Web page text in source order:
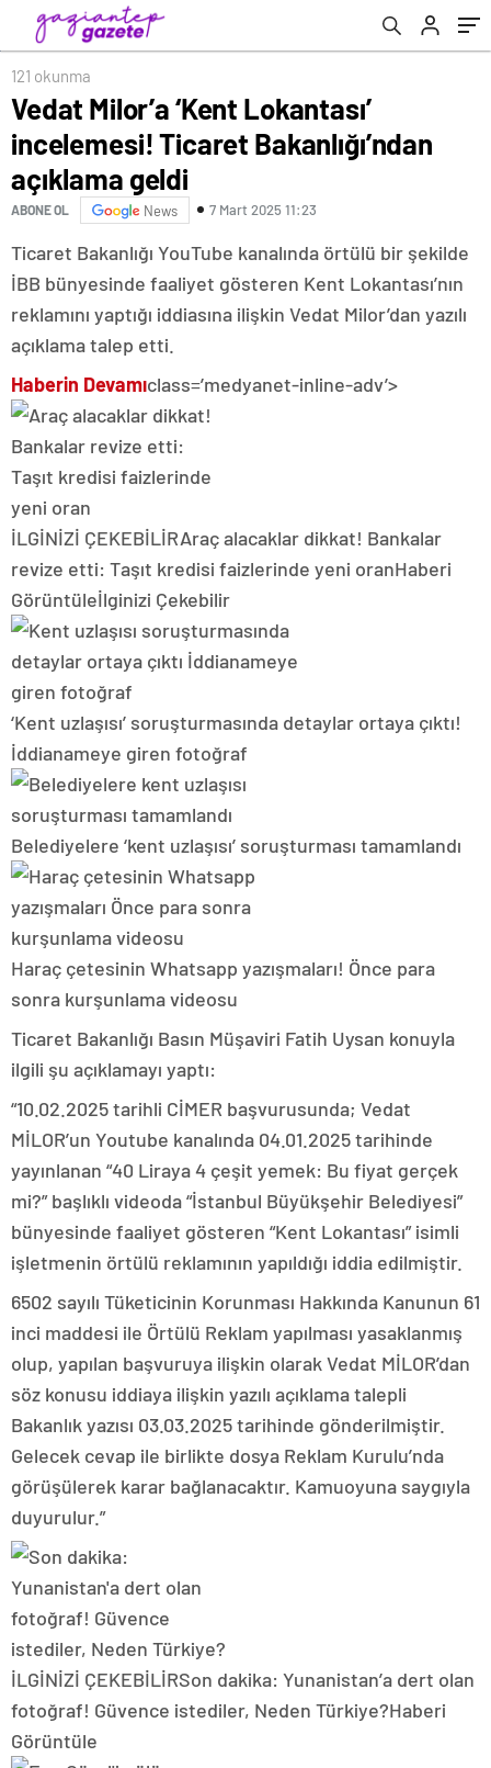
121 okunma
Vedat Milor’a ‘Kent Lokantası’
incelemesi! Ticaret Bakanlığı’ndan
açıklama geldi
ABONE OL News 7 Mart 2025 11:23
Ticaret Bakanlığı YouTube kanalında örtülü bir şekilde
İBB bünyesinde faaliyet gösteren Kent Lokantası’nın
reklamını yaptığı iddiasına ilişkin Vedat Milor’dan yazılı
açıklama talep etti.
Haberin Devamıclass=’medyanet-inline-adv’>
İLGİNİZİ ÇEKEBİLİRAraç alacaklar dikkat! Bankalar
revize etti: Taşıt kredisi faizlerinde yeni oranHaberi
Görüntüleİlginizi Çekebilir
‘Kent uzlaşısı’ soruşturmasında detaylar ortaya çıktı!
İddianameye giren fotoğraf
Belediyelere ‘kent uzlaşısı’ soruşturması tamamlandı
Haraç çetesinin Whatsapp yazışmaları! Önce para
sonra kurşunlama videosu
Ticaret Bakanlığı Basın Müşaviri Fatih Uysan konuyla
ilgili şu açıklamayı yaptı:
“10.02.2025 tarihli CİMER başvurusunda; Vedat
MİLOR’un Youtube kanalında 04.01.2025 tarihinde
yayınlanan “40 Liraya 4 çeşit yemek: Bu fiyat gerçek
mi?” başlıklı videoda “İstanbul Büyükşehir Belediyesi”
bünyesinde faaliyet gösteren “Kent Lokantası” isimli
işletmenin örtülü reklamının yapıldığı iddia edilmiştir.
6502 sayılı Tüketicinin Korunması Hakkında Kanunun 61
inci maddesi ile Örtülü Reklam yapılması yasaklanmış
olup, yapılan başvuruya ilişkin olarak Vedat MİLOR’dan
söz konusu iddiaya ilişkin yazılı açıklama talepli
Bakanlık yazısı 03.03.2025 tarihinde gönderilmiştir.
Gelecek cevap ile birlikte dosya Reklam Kurulu’nda
görüşülerek karar bağlanacaktır. Kamuoyuna saygıyla
duyurulur.”
İLGİNİZİ ÇEKEBİLİRSon dakika: Yunanistan’a dert olan
fotoğraf! Güvence istediler, Neden Türkiye?Haberi
Görüntüle